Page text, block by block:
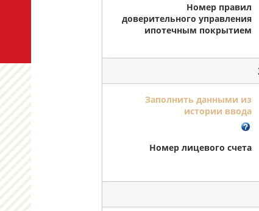
Номер правил
доверительного управления
ипотечным покрытием
Заполнить данными из
истории ввода
Номер лицевого счета